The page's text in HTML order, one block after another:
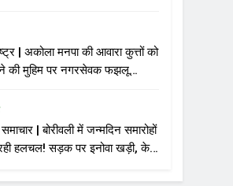
| अकोला मनपा की आवारा कुत्तों को
की मुहिम पर नगरसेवक फझलू
| बोरीवली में जन्मदिन समारोहों
हलचल! सड़क पर इनोवा खड़ी, केक